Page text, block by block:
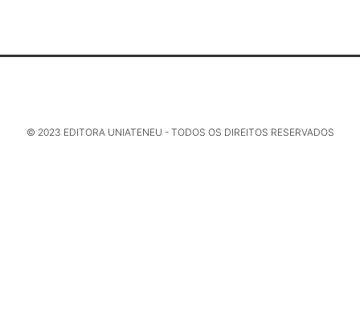
© 2023 EDITORA UNIATENEU - TODOS OS DIREITOS RESERVADOS